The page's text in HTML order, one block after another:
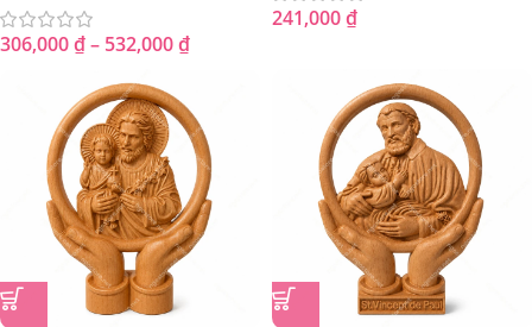
306,000₫– 532,000₫
241,000₫